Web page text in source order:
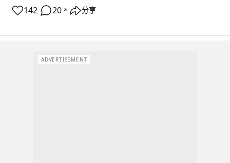
142 20 ↗ 分享
ADVERTISEMENT